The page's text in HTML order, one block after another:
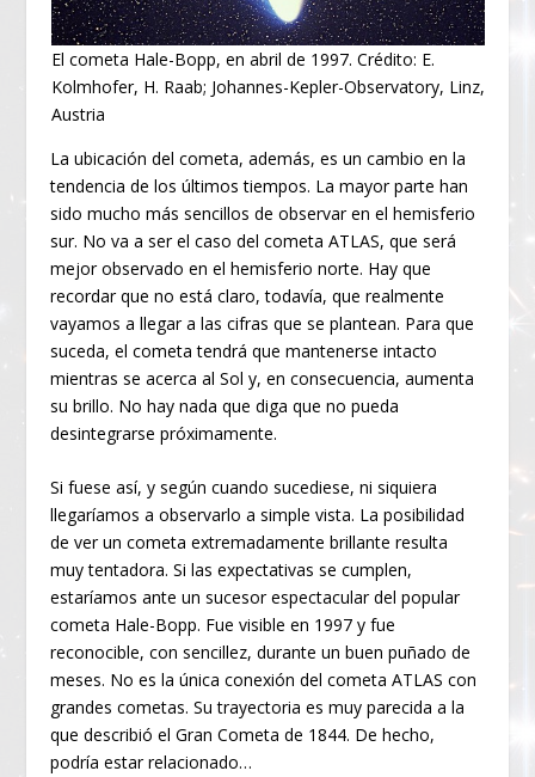
El cometa Hale-Bopp, en abril de 1997. Crédito: E.
Kolmhofer, H. Raab; Johannes-Kepler-Observatory, Linz,
Austria
La ubicación del cometa, además, es un cambio en la
tendencia de los últimos tiempos. La mayor parte han
sido mucho más sencillos de observar en el hemisferio
sur. No va a ser el caso del cometa ATLAS, que será
mejor observado en el hemisferio norte. Hay que
recordar que no está claro, todavía, que realmente
vayamos a llegar a las cifras que se plantean. Para que
suceda, el cometa tendrá que mantenerse intacto
mientras se acerca al Sol y, en consecuencia, aumenta
su brillo. No hay nada que diga que no pueda
desintegrarse próximamente.
Si fuese así, y según cuando sucediese, ni siquiera
llegaríamos a observarlo a simple vista. La posibilidad
de ver un cometa extremadamente brillante resulta
muy tentadora. Si las expectativas se cumplen,
estaríamos ante un sucesor espectacular del popular
cometa Hale-Bopp. Fue visible en 1997 y fue
reconocible, con sencillez, durante un buen puñado de
meses. No es la única conexión del cometa ATLAS con
grandes cometas. Su trayectoria es muy parecida a la
que describió el Gran Cometa de 1844. De hecho,
podría estar relacionado…